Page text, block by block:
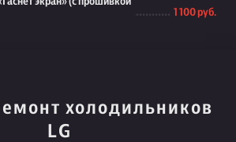
1 100 руб.
холодильников
LG